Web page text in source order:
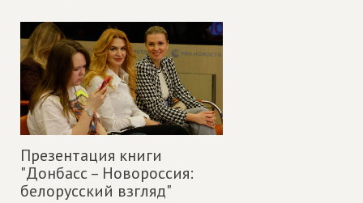
Презентация книги
"Донбасс – Новороссия:
белорусский взгляд"